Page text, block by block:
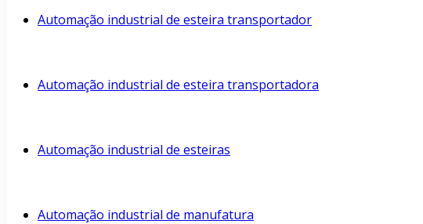
Automação industrial de esteira transportador
Automação industrial de esteira transportadora
Automação industrial de esteiras
Automação industrial de manufatura